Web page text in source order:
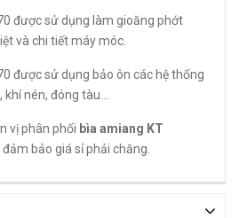
được sử dụng làm gioăng phớt
và chi tiết máy móc.
được sử dụng bảo ôn các hệ thống
nén, đóng tàu...
vị phân phối bìa amiang KT
bảo giá sỉ phải chăng.